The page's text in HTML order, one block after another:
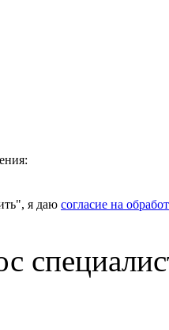
я даю согласие на